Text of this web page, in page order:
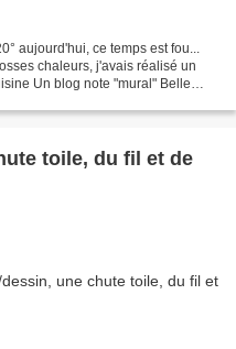
aujourd'hui, ce temps est fou...
chaleurs, j'avais réalisé un
Un blog note "mural" Belle
toile, du fil et de